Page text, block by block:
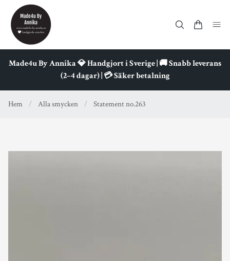
Made4u By Annika 💎 Handgjort i Sverige | 🚚 Snabb leverans
(2–4 dagar) | 💳 Säker betalning
Hem / Alla smycken / Statement no.263